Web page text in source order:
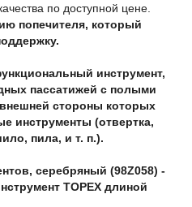
по доступной цене.
попечителя, который
инструмент,
пассатижей с полыми
стороны которых
инструменты (отвертка,
пила, и т. п.).
серебряный (98Z058) -
TOPEX длиной